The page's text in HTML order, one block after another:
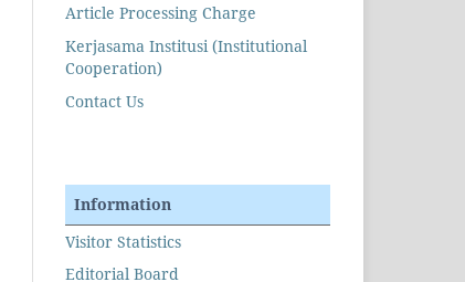
Article Processing Charge
Kerjasama Institusi (Institutional
Cooperation)
Contact Us
Information
Visitor Statistics
Editorial Board